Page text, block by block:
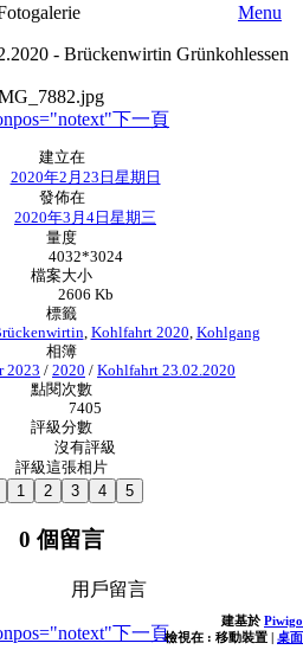
Menu
- Brückenwirtin Grünkohlessen
下一頁
建立在
2020年2月23日星期日
發佈在
2020年3月4日星期三
量度
4032*3024
檔案大小
2606 Kb
標籤
Kohlfahrt 2020 Kohlgang
相簿
2023 / 2020 / Kohlfahrt 23.02.2020
點閱次數
7405
評級分數
沒有評級
評級這張相片
0 個留言
用戶留言
下一頁
建基於Piwigo
檢視在 : 移動裝置 | 桌面